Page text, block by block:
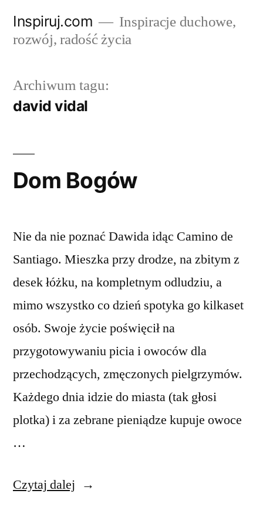
Inspiruj.com
Inspiracje duchowe,
rozwój, radość życia
Archiwum tagu:
david vidal
Dom Bogów
Nie da nie poznać Dawida idąc Camino de
Santiago. Mieszka przy drodze, na zbitym z
desek łóżku, na kompletnym odludziu, a
mimo wszystko co dzień spotyka go kilkaset
osób. Swoje życie poświęcił na
przygotowywaniu picia i owoców dla
przechodzących, zmęczonych pielgrzymów.
Każdego dnia idzie do miasta (tak głosi
plotka) i za zebrane pieniądze kupuje owoce
…
Czytaj dalej „Dom